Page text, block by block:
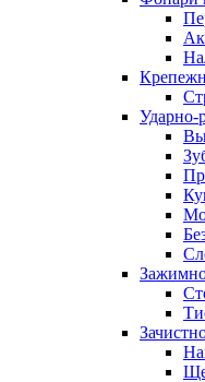
Ударно-